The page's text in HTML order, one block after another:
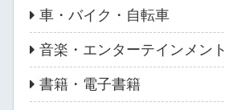
車・バイク・自転車
音楽・エンターテインメント
書籍・電子書籍